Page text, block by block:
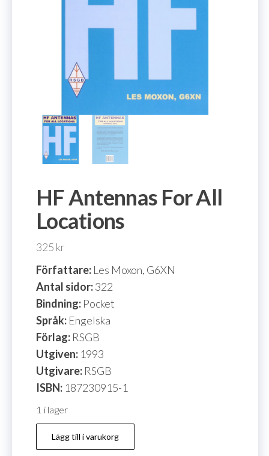
HF Antennas For All
Locations
325 kr
Författare: Les Moxon, G6XN
Antal sidor:322
Bindning: Pocket
Språk: Engelska
Förlag: RSGB
Utgiven: 1993
Utgivare: RSGB
ISBN: 187230915-1
1 i lager
Antennas
Lägg till i varukorg